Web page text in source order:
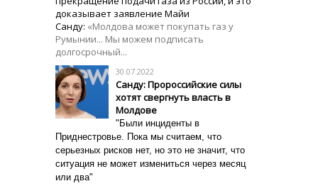
доказывает заявление Майи
Санду: «Молдова может покупать газ у
Румынии... Мы можем подписать
долгосрочный...
30.07.2022
Санду: Пророссийские силы
хотят свергнуть власть в
Молдове
"Были инциденты в
Приднестровье. Пока мы считаем, что
серьезных рисков нет, но это не значит, что
ситуация не может измениться через месяц
или два"